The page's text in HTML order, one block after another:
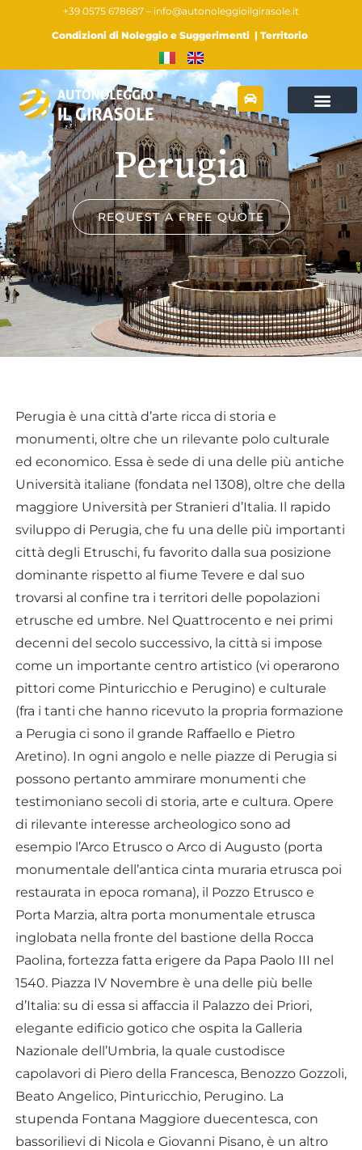
+39 0575 678687 – info@autonoleggioilgirasole.it
Condizioni di Noleggio e Suggerimenti | Territorio
Perugia
REQUEST A FREE QUOTE
Perugia è una città d’arte ricca di storia e
monumenti, oltre che un rilevante polo culturale
ed economico. Essa è sede di una delle più antiche
Università italiane (fondata nel 1308), oltre che della
maggiore Università per Stranieri d’Italia. Il rapido
sviluppo di Perugia, che fu una delle più importanti
città degli Etruschi, fu favorito dalla sua posizione
dominante rispetto al fiume Tevere e dal suo
trovarsi al confine tra i territori delle popolazioni
etrusche ed umbre. Nel Quattrocento e nei primi
decenni del secolo successivo, la città si impose
come un importante centro artistico (vi operarono
pittori come Pinturicchio e Perugino) e culturale
(fra i tanti che hanno ricevuto la propria formazione
a Perugia ci sono il grande Raffaello e Pietro
Aretino). In ogni angolo e nelle piazze di Perugia si
possono pertanto ammirare monumenti che
testimoniano secoli di storia, arte e cultura. Opere
di rilevante interesse archeologico sono ad
esempio l’Arco Etrusco o Arco di Augusto (porta
monumentale dell’antica cinta muraria etrusca poi
restaurata in epoca romana), il Pozzo Etrusco e
Porta Marzia, altra porta monumentale etrusca
inglobata nella fronte del bastione della Rocca
Paolina, fortezza fatta erigere da Papa Paolo III nel
1540. Piazza IV Novembre è una delle più belle
d’Italia: su di essa si affaccia il Palazzo dei Priori,
elegante edificio gotico che ospita la Galleria
Nazionale dell’Umbria, la quale custodisce
capolavori di Piero della Francesca, Benozzo Gozzoli,
Beato Angelico, Pinturicchio, Perugino. La
stupenda Fontana Maggiore duecentesca, con
bassorilievi di Nicola e Giovanni Pisano, è un altro